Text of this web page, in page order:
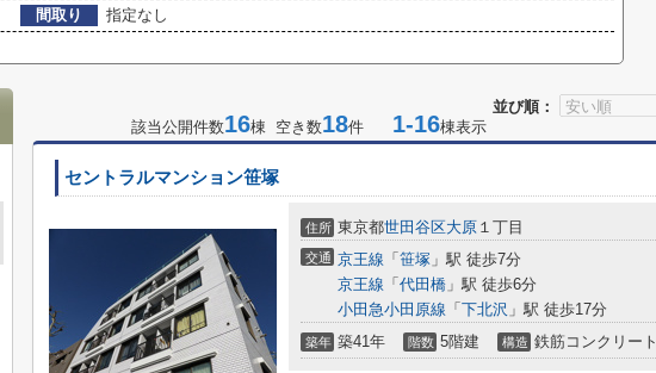
間取り
指定なし
並び順：
該当公開件数16棟 空き数18件 1-16棟表示
セントラルマンション笹塚
住所 東京都世田谷区大原 １丁目
交通 京王線 「 笹塚 」駅 徒歩7分
京王線 「 代田橋 」駅 徒歩6分
小田急小田原線 「 下北沢 」駅 徒歩17分
築年 築41年 階数 5階建 構造 鉄筋コンクリート